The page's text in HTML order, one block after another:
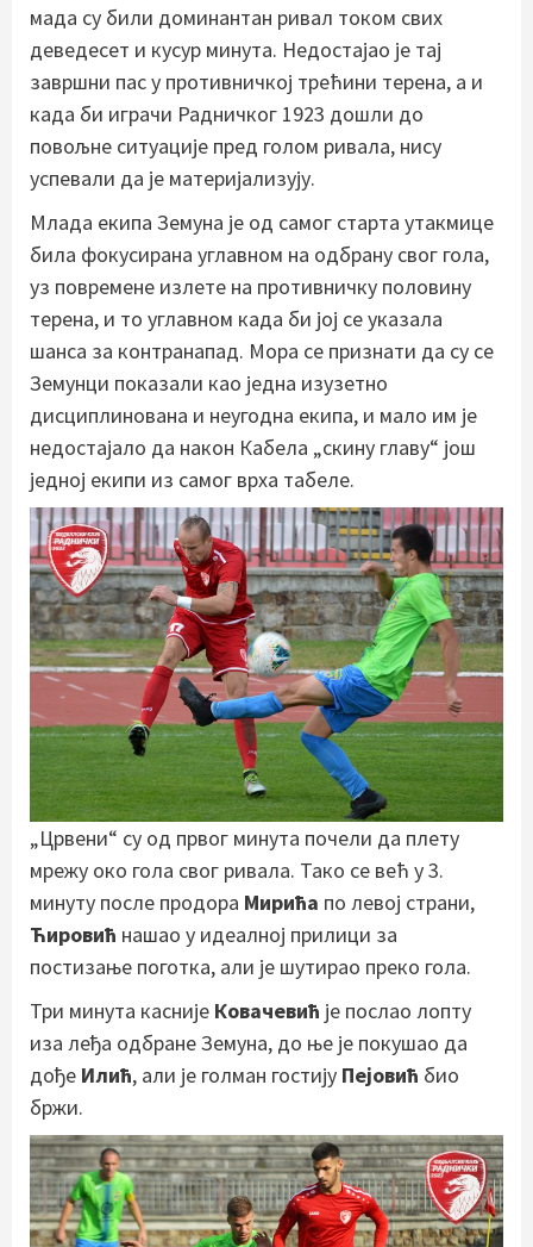
мада су били доминантан ривал током свих
деведесет и кусур минута. Недостајао је тај
завршни пас у противничкој трећини терена, а и
када би играчи Радничког 1923 дошли до
повољне ситуације пред голом ривала, нису
успевали да је материјализују.
Млада екипа Земуна је од самог старта утакмице
била фокусирана углавном на одбрану свог гола,
уз повремене излете на противничку половину
терена, и то углавном када би јој се указала
шанса за контранапад. Мора се признати да су се
Земунци показали као једна изузетно
дисциплинована и неугодна екипа, и мало им је
недостајало да након Кабела „скину главу“ још
једној екипи из самог врха табеле.
„Црвени“ су од првог минута почели да плету
мрежу око гола свог ривала. Тако се већ у 3.
минуту после продора Мирића по левој страни,
Ћировић нашао у идеалној прилици за
постизање поготка, али је шутирао преко гола.
Три минута касније Ковачевић је послао лопту
иза леђа одбране Земуна, до ње је покушао да
дође Илић, али је голман гостију Пејовић био
бржи.